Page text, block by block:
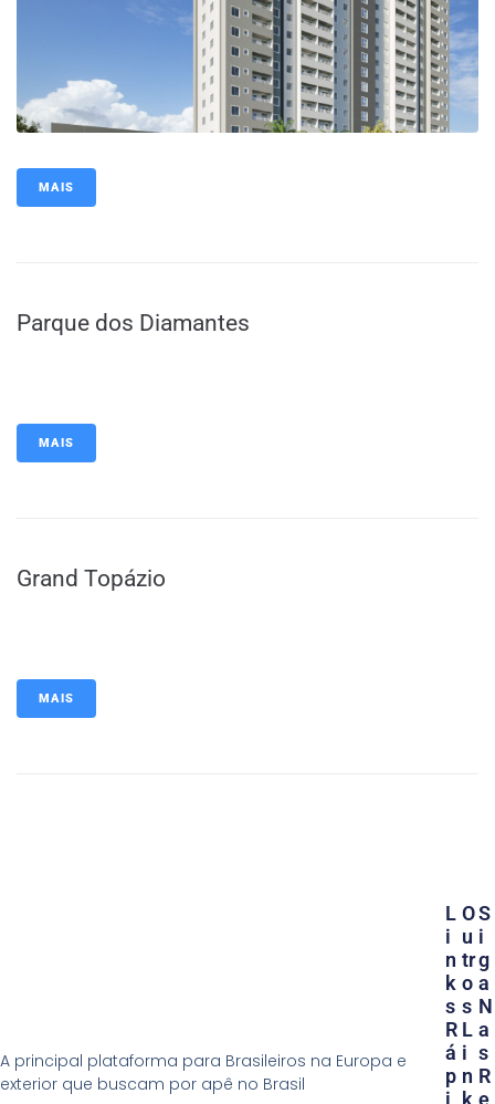
MAIS
Parque dos Diamantes
MAIS
Grand Topázio
MAIS
A principal plataforma para Brasileiros na Europa e
exterior que buscam por apê no Brasil
O
U
Tr
O
S
L
I
N
K
L
I
N
K
S
R
Á
P
I
S
I
G
A
N
A
S
R
E